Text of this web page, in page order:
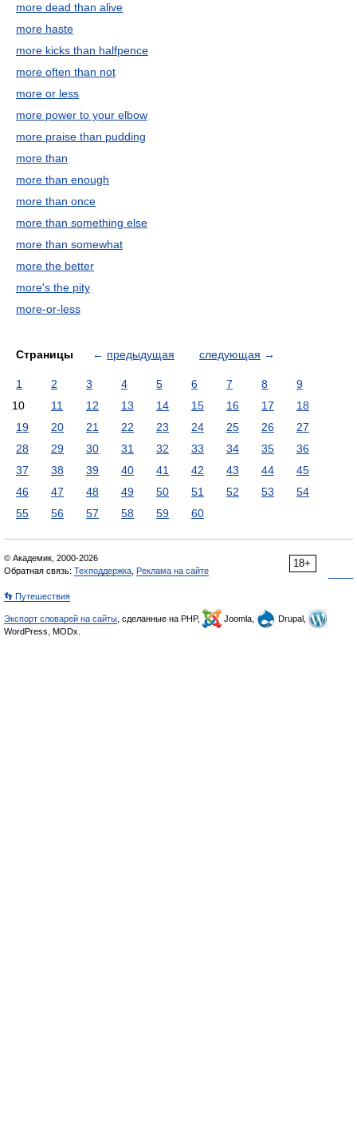
more dead than alive
more haste
more kicks than halfpence
more often than not
more or less
more power to your elbow
more praise than pudding
more than
more than enough
more than once
more than something else
more than somewhat
more the better
more's the pity
more-or-less
Страницы ← предыдущая следующая →
1 2 3 4 5 6 7 8
9
10
11 12 13 14 15 16 17
18
19
20 21 22 23 24 25 26
27
28
29 30 31 32 33 34 35
36
37
38 39 40 41 42 43 44
45
46
47 48 49 50 51 52 53
54
55
56 57 58 59 60
18+
© Академик, 2000-2026
Обратная связь: Техподдержка Реклама на сайте
👣 Путешествия
Экспорт словарей на сайты , сделанные на PHP, Joomla,
Drupal,
WordPress, MODx.